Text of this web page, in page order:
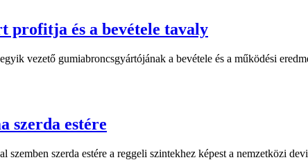
profitja és a bevétele tavaly
vezető gumiabroncsgyártójának a bevétele és a működési
szerda estére
szerda estére a reggeli szintekhez képest a nemzetközi